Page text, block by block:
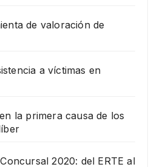
de valoración de
a víctimas en
la primera causa de los
2020: del ERTE al